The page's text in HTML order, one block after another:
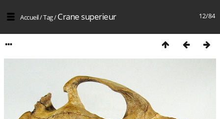
12/84
Accueil/Tag/Crane superieur